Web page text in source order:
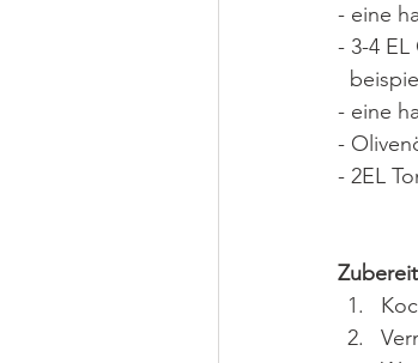
- eine
- 3-4
- eine
-
- 2EL